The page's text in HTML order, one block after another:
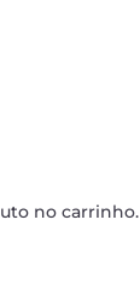
no carrinho.